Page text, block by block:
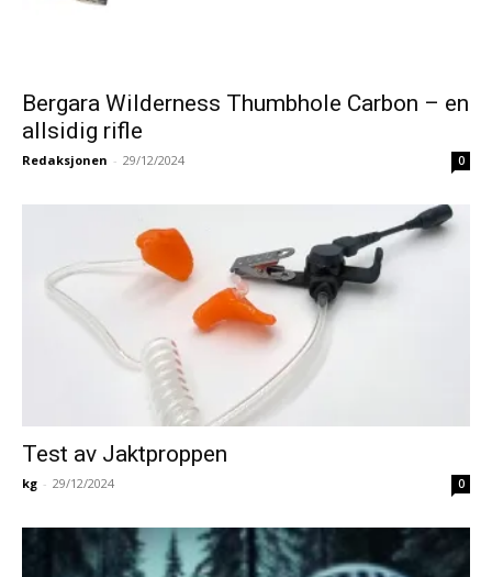
Bergara Wilderness Thumbhole Carbon – en
allsidig rifle
Redaksjonen - 29/12/2024 0
Test av Jaktproppen
kg - 29/12/2024 0